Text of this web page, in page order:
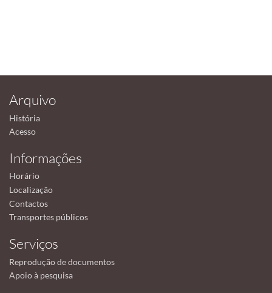
Arquivo
História
Acesso
Informações
Horário
Localização
Contactos
Transportes públicos
Serviços
Reprodução de documentos
Apoio à pesquisa